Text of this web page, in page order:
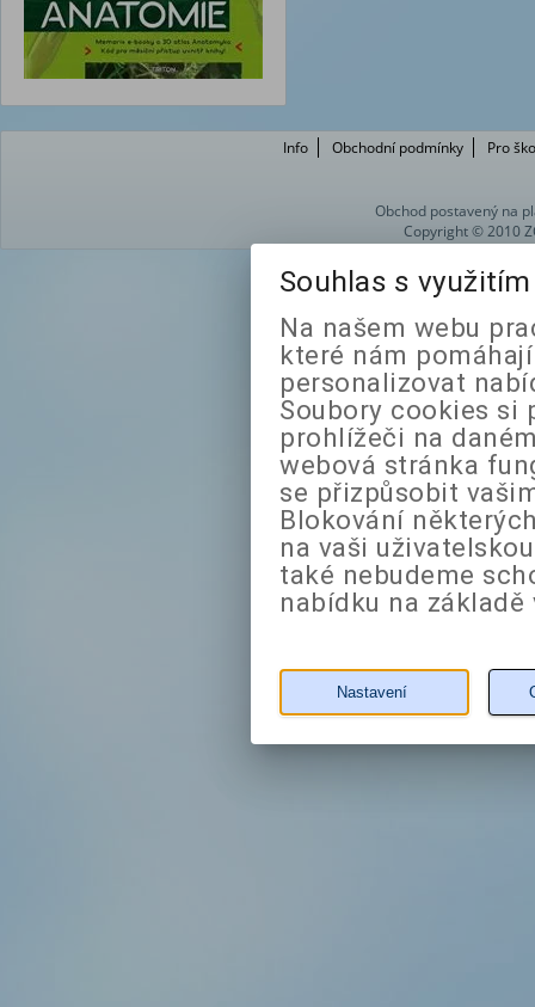
Info Obchodní podmínky Pro
Obchod postavený na
Copyright © 2010
Souhlas s
Na našem webu
které nám
personalizovat
Soubory cookies si
prohlížeči na
webová stránka
se přizpůsobit
Blokování
na vaši
také nebudeme
nabídku na
Nastavení